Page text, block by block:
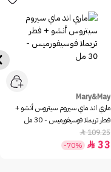
Mary&May
ماري اند ماي سيروم سيتروس أنشو +
فطر تريملا فوسيفورميس - 30 مل
109.25

33

-70%